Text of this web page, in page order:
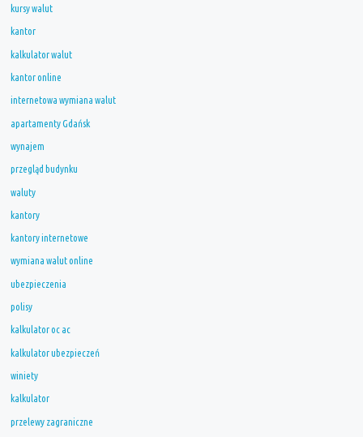
kursy walut
kantor
kalkulator walut
kantor online
internetowa wymiana walut
apartamenty Gdańsk
wynajem
przegląd budynku
waluty
kantory
kantory internetowe
wymiana walut online
ubezpieczenia
polisy
kalkulator oc ac
kalkulator ubezpieczeń
winiety
kalkulator
przelewy zagraniczne